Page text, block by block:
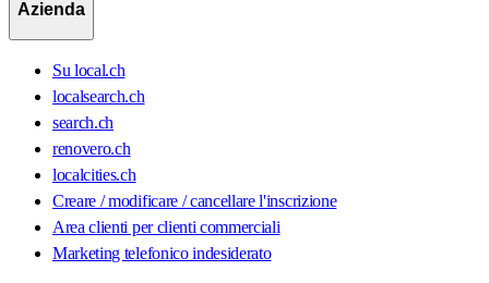
Azienda
Su local.ch
localsearch.ch
search.ch
renovero.ch
localcities.ch
Creare / modificare / cancellare l'inscrizione
Area clienti per clienti commerciali
Marketing telefonico indesiderato